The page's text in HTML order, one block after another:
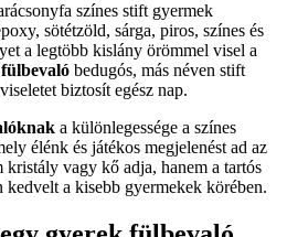
színes stift gyermek
sötétzöld, sárga, piros, színes és
a legtöbb kislány örömmel visel a
bedugós, más néven stift
biztosít egész nap.
a különlegessége a színes
élénk és játékos megjelenést ad az
kristály vagy kő adja, hanem a tartós
kedvelt a kisebb gyermekek körében.